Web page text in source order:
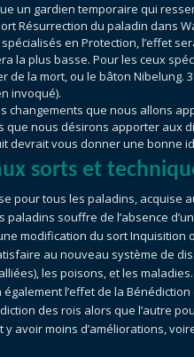
un gardien temporaire qui
Résurrection du paladin dans
en Protection, l’effet
la plus basse. Pour les ceux
de la mort, ou le bâton Nibelung.
invoqué).
changements que nous allons
nous désirons apporter aux
devrait vous donner une bonne
sorts et
pour tous les paladins, acquise
souffre de l’absence
modification du sort Inquisition
au nouveau système de
les poisons, et les maladies.
l’effet de la
des rois alors que l’autre
avoir moins d’améliorations,